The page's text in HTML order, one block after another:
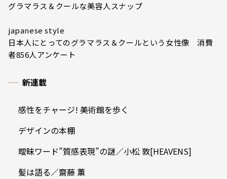
グラマラス＆クールな美容人スナップ
japanese style
日本人にとってのグラマラス＆クールという女性像 消費
者856人アンケート
新連載
感性をチャージ! 美術館を歩く
デザインの本棚
曖昧ワード”質感表現”の謎／小松 敦[HEAVENS]
髪は語る／齋藤 薫